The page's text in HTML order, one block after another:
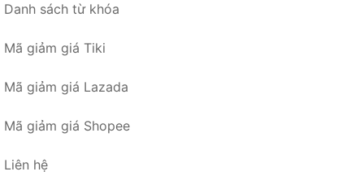
Danh sách từ khóa
Mã giảm giá Tiki
Mã giảm giá Lazada
Mã giảm giá Shopee
Liên hệ